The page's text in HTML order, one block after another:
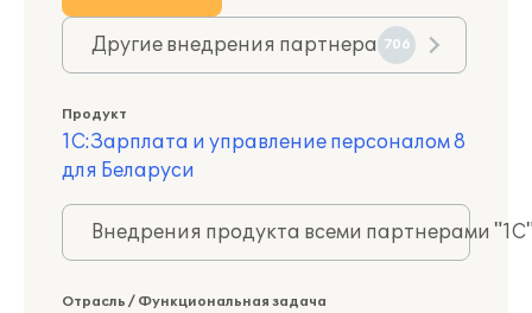
Другие внедрения партнера 706
Продукт
1С:Зарплата и управление персоналом 8
для Беларуси
Внедрения продукта всеми партнерами
Отрасль / Функциональная задача